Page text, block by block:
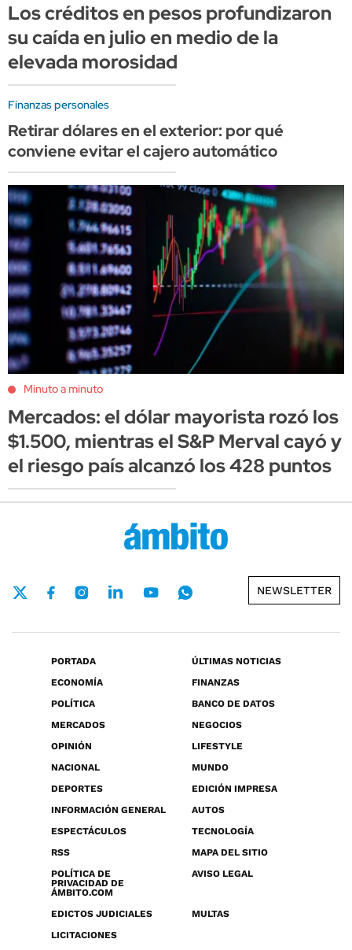
Los créditos en pesos profundizaron
su caída en julio en medio de la
elevada morosidad
Finanzas personales
Retirar dólares en el exterior: por qué
conviene evitar el cajero automático
Minuto a minuto
Mercados: el dólar mayorista rozó los
$1.500, mientras el S&P Merval cayó y
el riesgo país alcanzó los 428 puntos
NEWSLETTER
PORTADA
ÚLTIMAS NOTICIAS
ECONOMÍA
FINANZAS
POLÍTICA
BANCO DE DATOS
MERCADOS
NEGOCIOS
OPINIÓN
LIFESTYLE
NACIONAL
MUNDO
DEPORTES
EDICIÓN IMPRESA
INFORMACIÓN GENERAL
AUTOS
ESPECTÁCULOS
TECNOLOGÍA
RSS
MAPA DEL SITIO
POLÍTICA DE
PRIVACIDAD DE
ÁMBITO.COM
AVISO LEGAL
EDICTOS JUDICIALES
MULTAS
LICITACIONES